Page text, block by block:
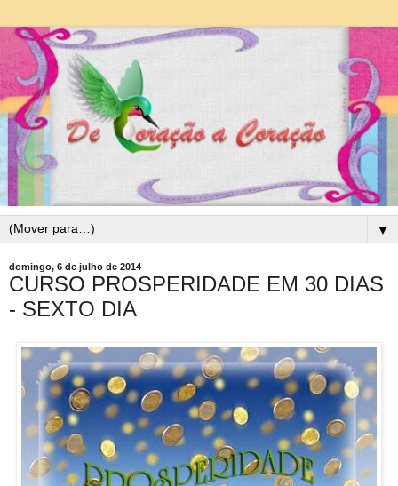
▼
domingo, 6 de julho de 2014
CURSO PROSPERIDADE EM 30 DIAS
- SEXTO DIA